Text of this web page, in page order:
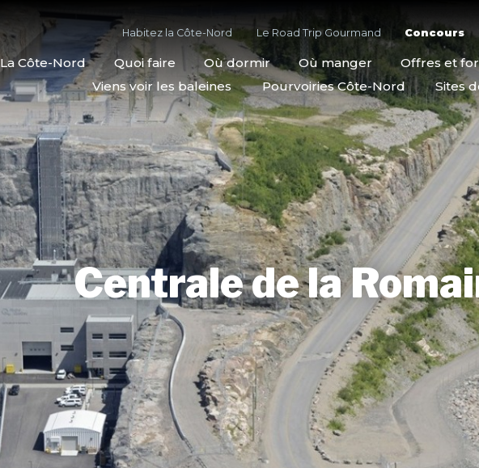
Habitez la Côte-Nord Le Road Trip Gourmand Concours
La Côte-Nord Quoi faire Où dormir Où manger Offres et
Viens voir les baleines
Pourvoiries Côte-Nord Sites
Centrale de la